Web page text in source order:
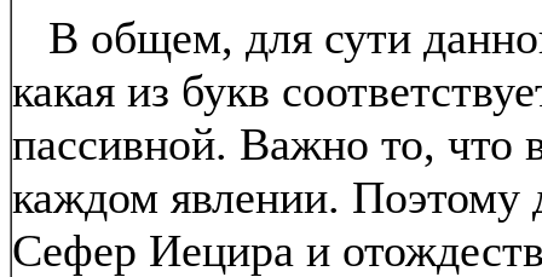
В общем, для сути
какая из букв
пассивной. Важно то, что
каждом явлении. Поэтому
Сефер Иецира и